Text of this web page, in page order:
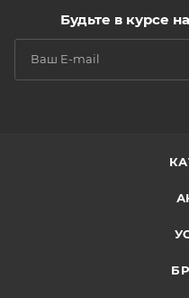
Будьте в курсе